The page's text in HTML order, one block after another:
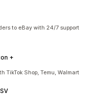
to eBay with 24/7 support
+
Shop, Temu, Walmart